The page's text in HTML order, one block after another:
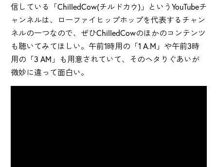
信している「ChilledCow(チルドカウ)」というYouTubeチ
ャンネルは、ローファイヒップホップを代表するチャン
ネルの一つなので、ぜひChilledCowのほかのコンテンツ
も聴いてみてほしい。午前1時用の「1 A.M」や午前3時
用の「3 AM」も用意されていて、そのヘタりぐあいが
微妙に違って面白い。